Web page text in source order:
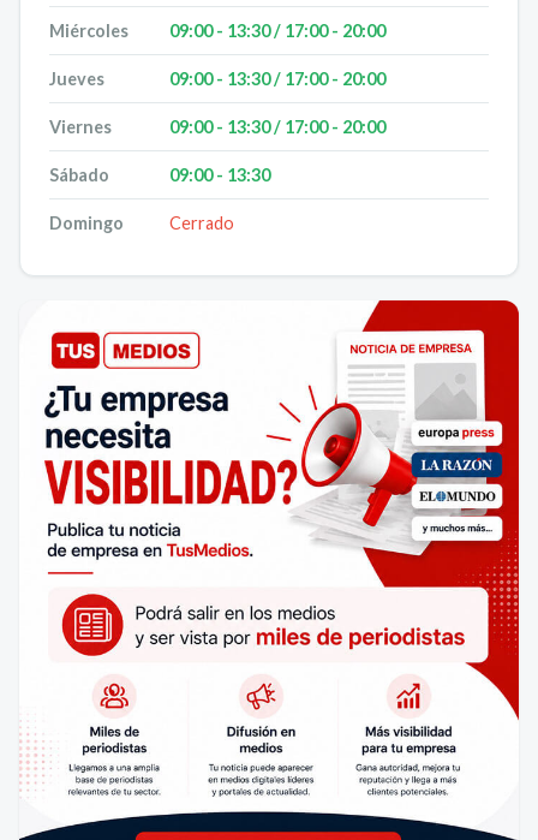
Miércoles 09:00 - 13:30 / 17:00 - 20:00
Jueves 09:00 - 13:30 / 17:00 - 20:00
Viernes 09:00 - 13:30 / 17:00 - 20:00
Sábado 09:00 - 13:30
Domingo Cerrado